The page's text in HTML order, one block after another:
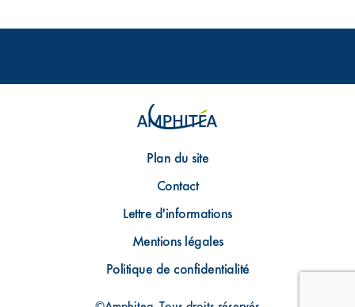
Plan du site
Contact
Lettre d'informations
Mentions légales
Politique de confidentialité